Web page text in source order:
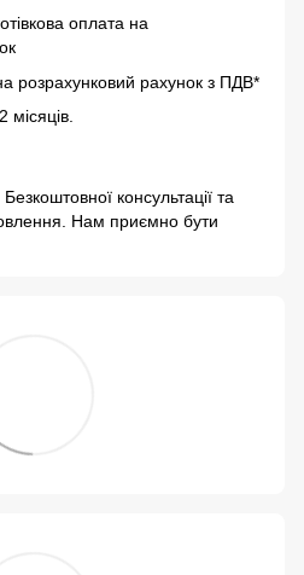
оплата на
розрахунковий рахунок з ПДВ*
місяців.
консультації та
Нам приємно бути